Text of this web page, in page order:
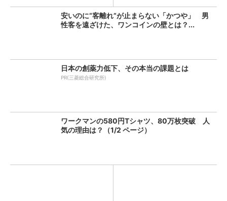
安いのに“客離れ”が止まらない「かつや」 男
性客を遠ざけた、ワンコインの壁とは？...
日本の創薬力低下、その本当の課題とは
PR(三菱総合研究所)
ワークマンの580円Tシャツ、80万枚突破 人
気の理由は？（1/2 ページ）